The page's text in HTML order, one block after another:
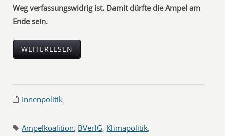
Weg verfassungswidrig ist. Damit dürfte die Ampel am
Ende sein.
WEITERLESEN
Innenpolitik
Ampelkoalition, BVerfG, Klimapolitik,